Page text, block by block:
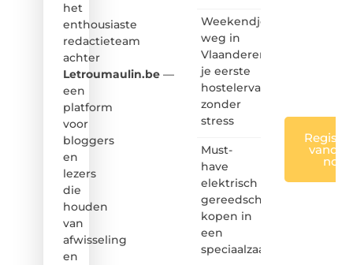
het
enthousiaste
redactieteam
achter
Letroumaulin.be—
een
platform
voor
bloggers
en
lezers
die
houden
van
afwisseling
en
Weekendje
weg in
Vlaanderen:
je eerste
hostelervaring
zonder
stress
Must-
have
elektrisch
gereedschap
kopen in
een
speciaalzaak
nog